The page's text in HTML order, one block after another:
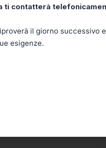
ti contatterà
mezz’ora per una
Se non dovesse
ti contatterà
il giorno successivo
esigenze.